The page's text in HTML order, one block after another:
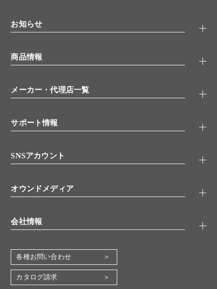
タンパク質検索
ELISA/ELISpot検索
品番検索
お知らせ
無料サンプル
ウェビナー （オンラインセミナー）
学会・展示スケジュール
商品情報
抗体
シグナル伝達
糖類／レクチン
分子生物
バイオメディカル(環境・食品)
機器・消耗品
メーカー・代理店一覧
代理店
サポート情報
アプリケーションノート
書類ダウンロード
SNSアカウント
YouTube
オウンドメディア
会社情報
会社概要
地図・アクセス（本社）
IR情報
各種お問い合わせ
カタログ請求